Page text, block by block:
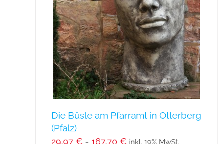
Optionen
können
auf
der
Produktseite
gewählt
werden
Die Büste am Pfarramt in Otterberg
(Pfalz)
29,97 € - 167,70 € inkl. 19% MwSt.